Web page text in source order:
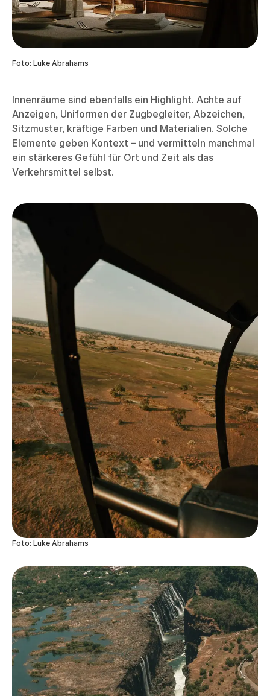
Foto: Luke Abrahams
Innenräume sind ebenfalls ein Highlight. Achte auf
Anzeigen, Uniformen der Zugbegleiter, Abzeichen,
Sitzmuster, kräftige Farben und Materialien. Solche
Elemente geben Kontext – und vermitteln manchmal
ein stärkeres Gefühl für Ort und Zeit als das
Verkehrsmittel selbst.
Foto: Luke Abrahams